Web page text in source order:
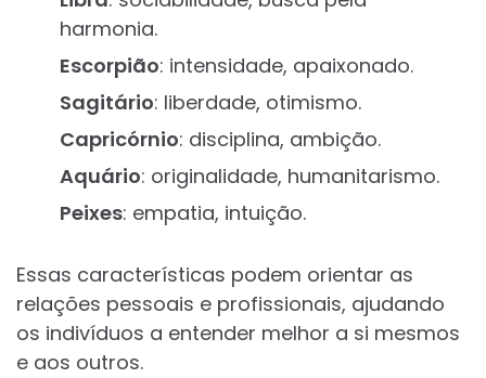
harmonia.
Escorpião: intensidade, apaixonado.
Sagitário: liberdade, otimismo.
Capricórnio: disciplina, ambição.
Aquário: originalidade, humanitarismo.
Peixes: empatia, intuição.
Essas características podem orientar as
relações pessoais e profissionais, ajudando
os indivíduos a entender melhor a si mesmos
e aos outros.